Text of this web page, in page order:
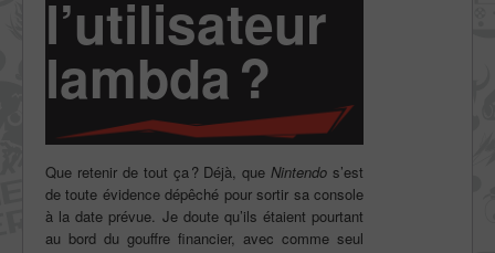
l’utilisateur
lambda ?
Que retenir de tout ça ? Déjà, queNintendo s’est
de toute évidence dépêché pour sortir sa console
à la date prévue. Je doute qu’ils étaient pourtant
au bord du gouffre financier, avec comme seul